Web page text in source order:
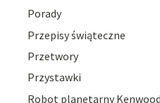
Porady
Przepisy świąteczne
Przetwory
Przystawki
Robot planetarny Kenwood